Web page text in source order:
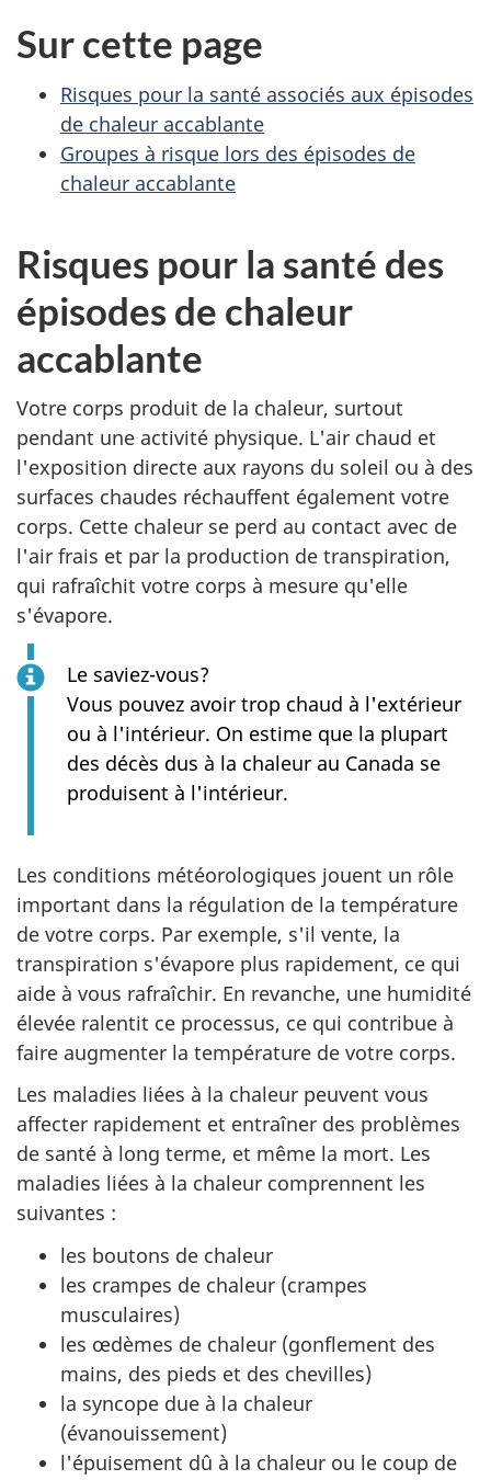
Sur cette page
Risques pour la santé associés aux épisodes
de chaleur accablante
Groupes à risque lors des épisodes de
chaleur accablante
Risques pour la santé des
épisodes de chaleur
accablante
Votre corps produit de la chaleur, surtout
pendant une activité physique. L'air chaud et
l'exposition directe aux rayons du soleil ou à des
surfaces chaudes réchauffent également votre
corps. Cette chaleur se perd au contact avec de
l'air frais et par la production de transpiration,
qui rafraîchit votre corps à mesure qu'elle
s'évapore.
Le saviez-vous?
Vous pouvez avoir trop chaud à l'extérieur
ou à l'intérieur. On estime que la plupart
des décès dus à la chaleur au Canada se
produisent à l'intérieur.
Les conditions météorologiques jouent un rôle
important dans la régulation de la température
de votre corps. Par exemple, s'il vente, la
transpiration s'évapore plus rapidement, ce qui
aide à vous rafraîchir. En revanche, une humidité
élevée ralentit ce processus, ce qui contribue à
faire augmenter la température de votre corps.
Les maladies liées à la chaleur peuvent vous
affecter rapidement et entraîner des problèmes
de santé à long terme, et même la mort. Les
maladies liées à la chaleur comprennent les
suivantes :
les boutons de chaleur
les crampes de chaleur (crampes
musculaires)
les œdèmes de chaleur (gonflement des
mains, des pieds et des chevilles)
la syncope due à la chaleur
(évanouissement)
l'épuisement dû à la chaleur ou le coup de